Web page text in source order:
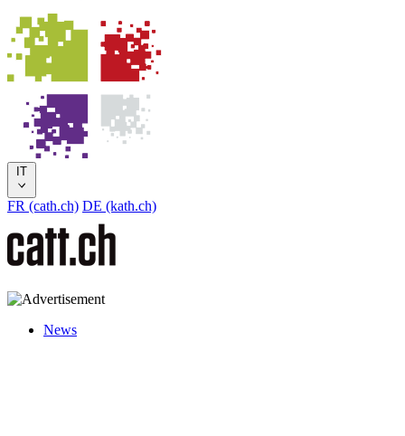
IT
FR (cath.ch) DE (kath.ch)
News